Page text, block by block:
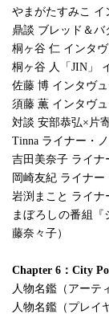
やまがたすみこ イ
鼎談 ブレッド＆バ
桐ヶ谷 仁 インタ
桐ヶ谷 人「JIN」
佐藤 博 インタヴ
須藤 薫 インタヴ
対談 安部恭弘×片
Tinna ライナー・
吉田美奈子 ライナ
岡崎友紀 ライナー
岩渕まこと ライナ
まぼろしの番組
藤奈々子）
Chapter 6：City
人物名鑑（アーテ
人物名鑑（プレイ